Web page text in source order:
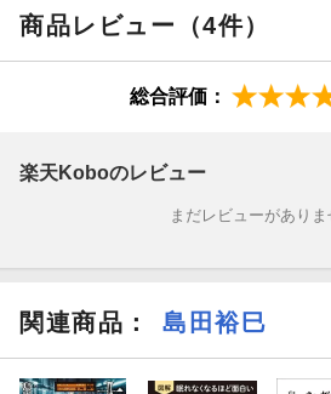
院人文科学研究科修士課程修了。1984
攻)。放送教育開発センター助教授、日
んとうの親鸞』『「日本人の神」入門』
い』 (以上、幻冬舎新書)、『0葬』(集英
商品レビュー（4件）
総合評価：
楽天Koboのレビュー
まだレビューがありま
関連商品 ： 島田裕巳